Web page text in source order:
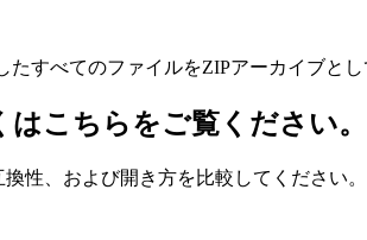
すべてのファイルをZIPアーカイブと
こちらをご覧ください。
性、および開き方を比較してください。